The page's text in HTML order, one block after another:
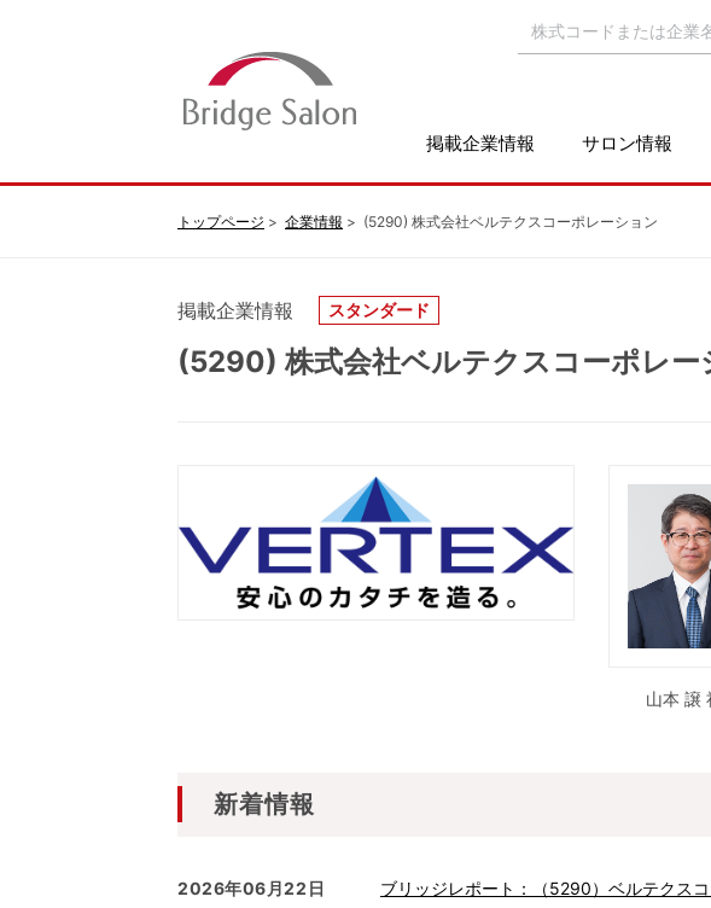
掲載企業情報 サロン情報
トップページ 企業情報 (5290) 株式会社ベルテクスコーポレーション
掲載企業情報 スタンダード
(5290) 株式会社ベルテクスコーポレー
山本 譲
新着情報
2026年06月22日 ブリッジレポート：（5290）ベルテクス